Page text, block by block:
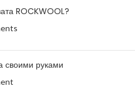
Количество на
Количество (
вместимость)
поддонов в
ROCKWOOL?
своими руками